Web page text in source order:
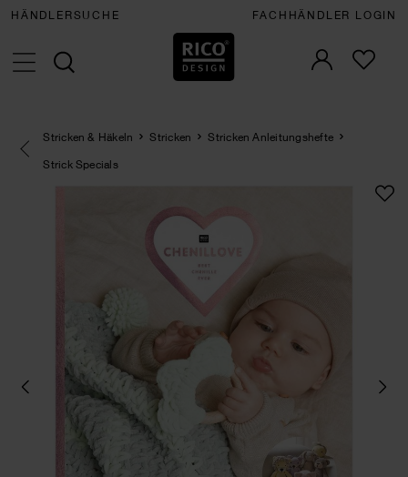
HÄNDLERSUCHE FACHHÄNDLER LOGIN
Eine Kategorie zurück navigieren
Stricken & Häkeln Stricken
Stricken Anleitungshefte
Strick Specials